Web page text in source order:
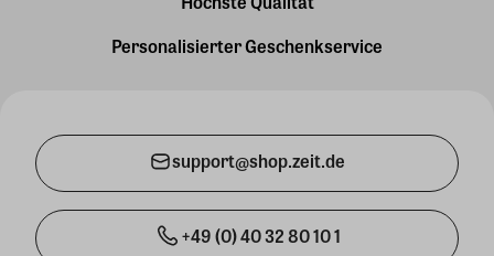
Personalisierter Geschenkservice
support@shop.zeit.de
+49 (0) 40 32 80 10 1